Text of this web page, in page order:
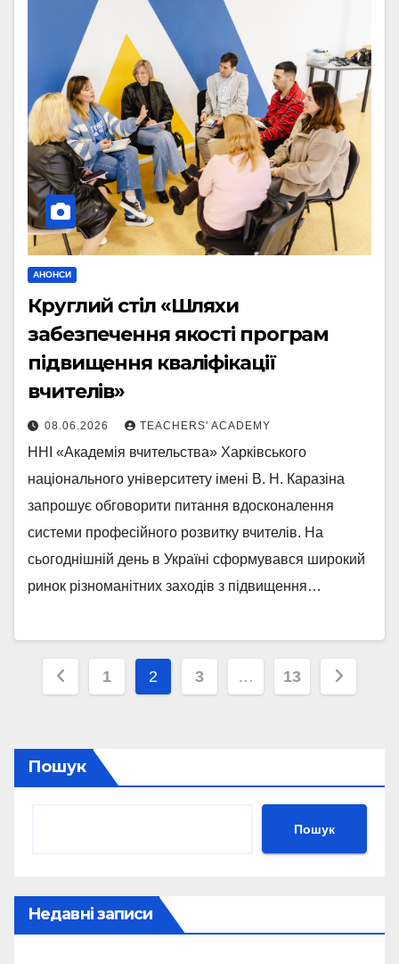
АНОНСИ
Круглий стіл «Шляхи
забезпечення якості програм
підвищення кваліфікації
вчителів»
08.06.2026 TEACHERS' ACADEMY
ННІ «Академія вчительства» Харківського
національного університету імені В. Н. Каразіна
запрошує обговорити питання вдосконалення
системи професійного розвитку вчителів. На
сьогоднішній день в Україні сформувався широкий
ринок різноманітних заходів з підвищення…
Пагінація
1 2 3 … 13
Пошук
Пошук
Недавні записи